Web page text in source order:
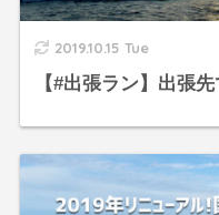
2019.10.15 Tue
【#出張ラン】出張